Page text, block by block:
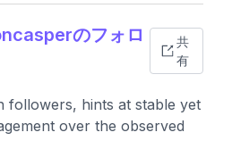
のフォロ
共
有
followers, hints at stable yet
over the observed